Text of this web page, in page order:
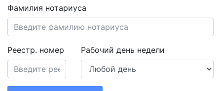
Фамилия нотариуса
Реестр. номер Рабочий день недели